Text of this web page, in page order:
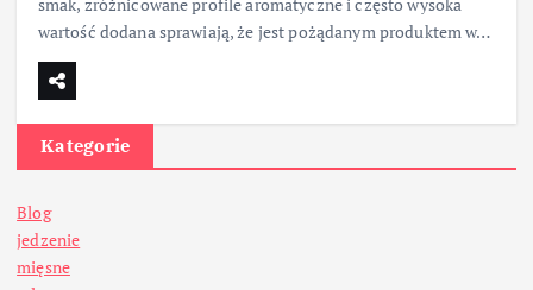
smak, zróżnicowane profile aromatyczne i często wysoka
wartość dodana sprawiają, że jest pożądanym produktem w…
Kategorie
Blog
jedzenie
mięsne